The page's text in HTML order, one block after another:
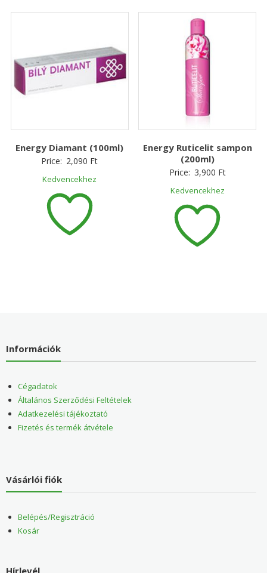
Energy Diamant (100ml)
Price: 2,090 Ft
Kedvencekhez
Energy Ruticelit sampon
(200ml)
Price: 3,900 Ft
Kedvencekhez
Információk
Cégadatok
Általános Szerződési Feltételek
Adatkezelési tájékoztató
Fizetés és termék átvétele
Vásárlói fiók
Belépés/Regisztráció
Kosár